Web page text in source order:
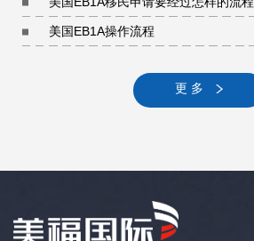
美国EB1A操作流程
更 多